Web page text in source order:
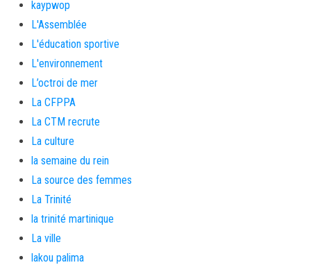
kaypwop
L'Assemblée
L'éducation sportive
L'environnement
L’octroi de mer
La CFPPA
La CTM recrute
La culture
la semaine du rein
La source des femmes
La Trinité
la trinité martinique
La ville
lakou palima